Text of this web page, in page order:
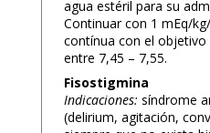
agua estéril para su
Continuar con 1 mEq/
contínua con el objetivo
entre 7,45 – 7,55.
Fisostigmina
Indicaciones: síndrome
(delirium, agitación,